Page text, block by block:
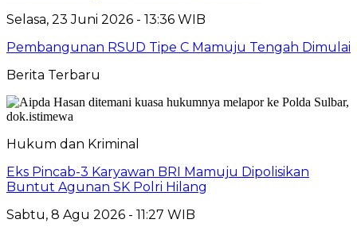
Selasa, 23 Juni 2026 - 13:36 WIB
Pembangunan RSUD Tipe C Mamuju Tengah Dimulai
Berita Terbaru
Hukum dan Kriminal
Eks Pincab-3 Karyawan BRI Mamuju Dipolisikan
Buntut Agunan SK Polri Hilang
Sabtu, 8 Agu 2026 - 11:27 WIB